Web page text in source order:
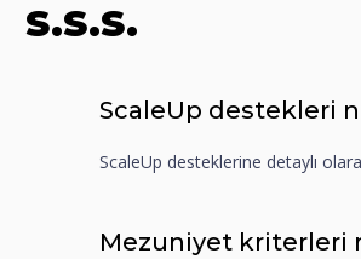
S.S.S.
ScaleUp destekleri
ScaleUp desteklerine detaylı
Mezuniyet kriterleri